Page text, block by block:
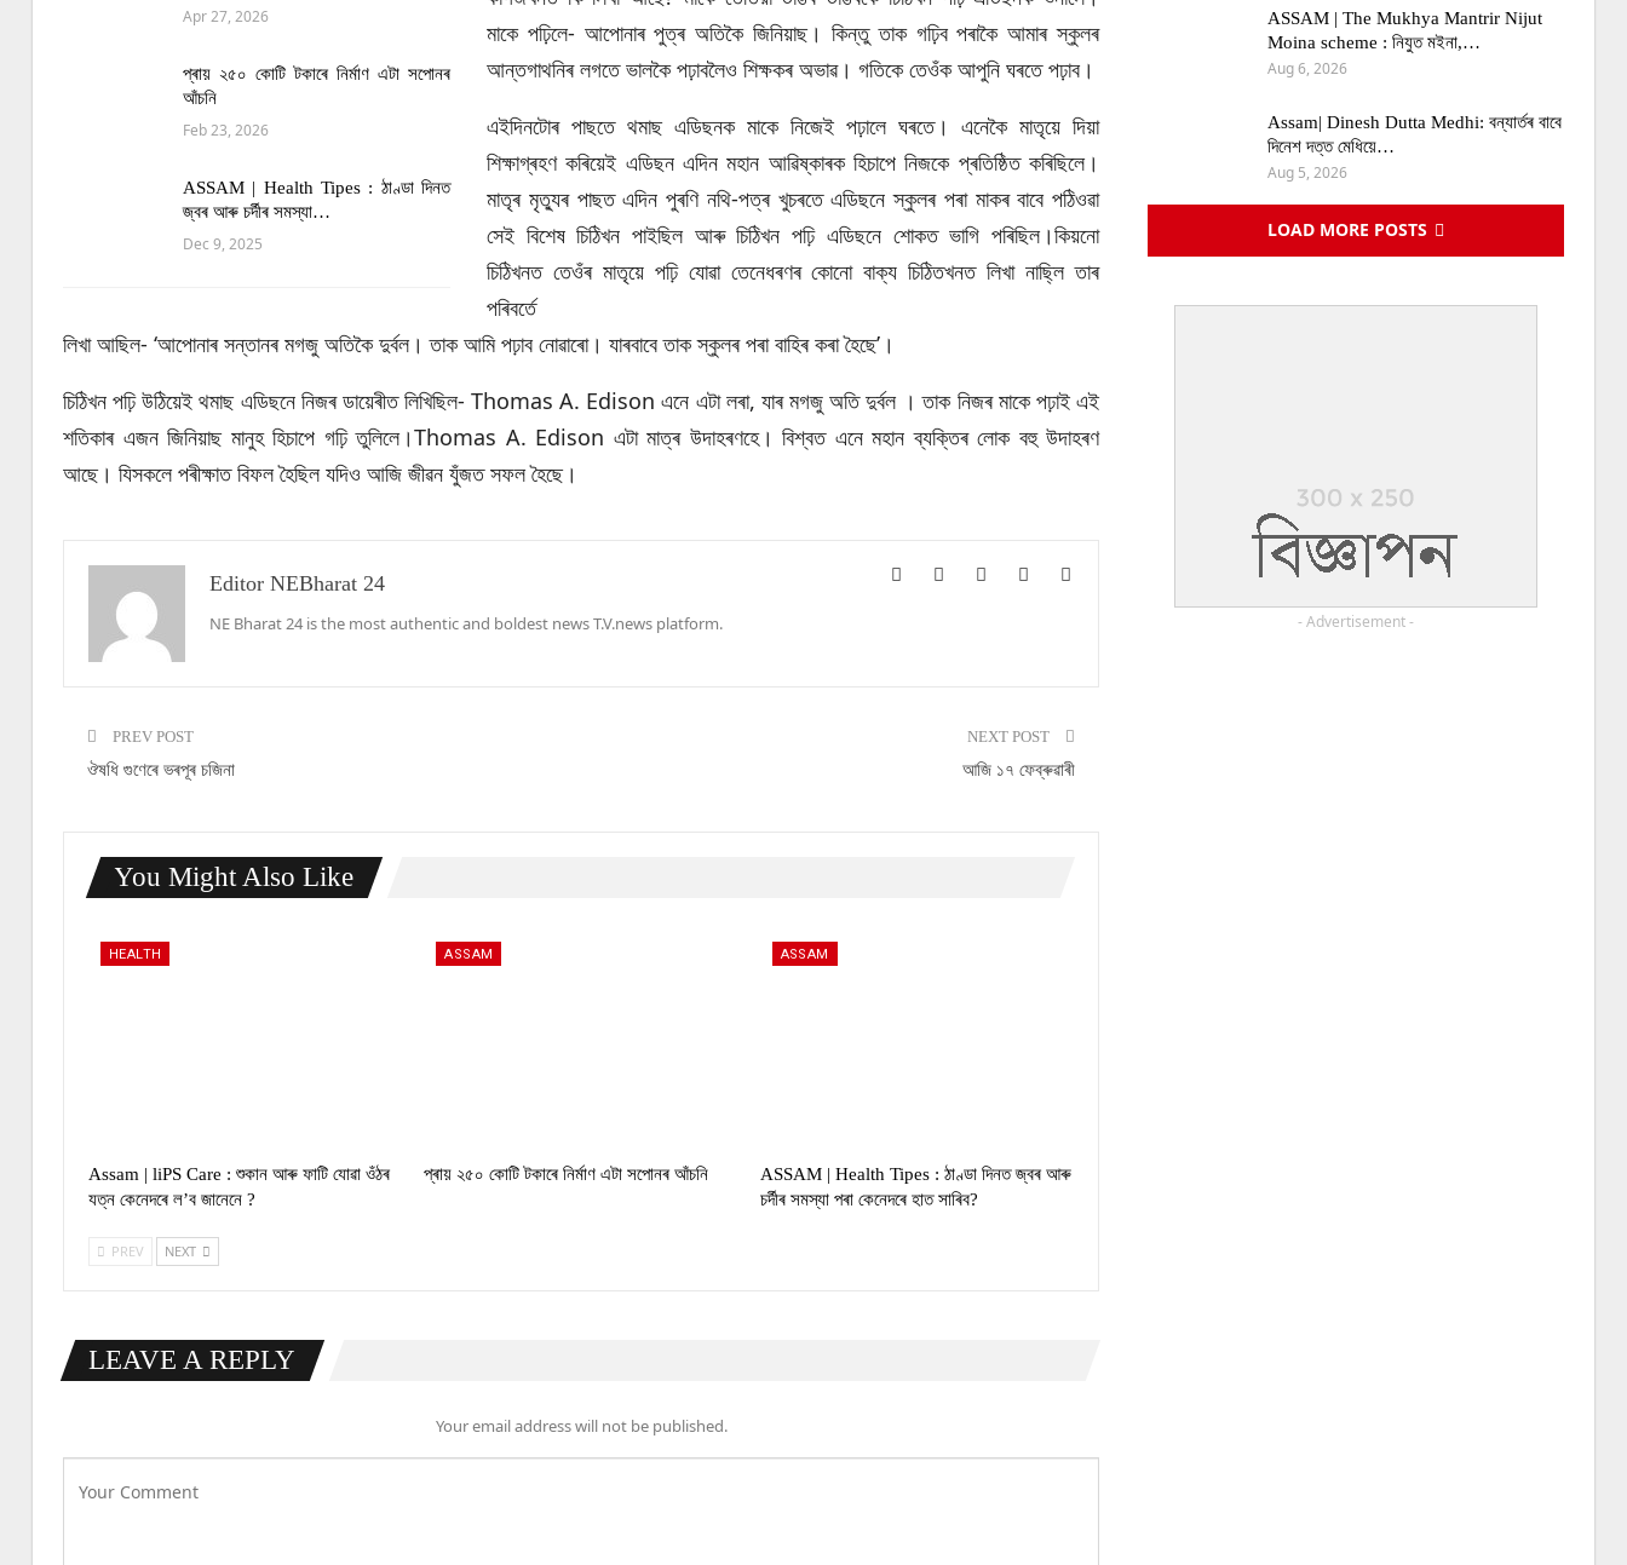
Apr 27, 2026
প্ৰায় ২৫০ কোটি টকাৰে নিৰ্মাণ এটা সপোনৰ
আঁচনি
Feb 23, 2026
ASSAM | Health Tipes : ঠাণ্ডা দিনত
জ্বৰ আৰু চৰ্দীৰ সমস্যা…
Dec 9, 2025
মাকে পঢ়িলে- আপোনাৰ পুত্ৰ অতিকৈ জিনিয়াছ। কিন্তু তাক গঢ়িব পৰাকৈ আমাৰ স্কুলৰ
আন্তগাথনিৰ লগতে ভালকৈ পঢ়াবলৈও শিক্ষকৰ অভাৱ। গতিকে তেওঁক আপুনি ঘৰতে পঢ়াব।
এইদিনটোৰ পাছতে থমাছ এডিছনক মাকে নিজেই পঢ়ালে ঘৰতে। এনেকৈ মাতৃয়ে দিয়া
শিক্ষাগ্ৰহণ কৰিয়েই এডিছন এদিন মহান আৱিষ্কাৰক হিচাপে নিজকে প্ৰতিষ্ঠিত কৰিছিলে।
মাতৃৰ মৃত্যুৰ পাছত এদিন পুৰণি নথি-পত্ৰ খুচৰতে এডিছনে স্কুলৰ পৰা মাকৰ বাবে পঠিওৱা
সেই বিশেষ চিঠিখন পাইছিল আৰু চিঠিখন পঢ়ি এডিছনে শোকত ভাগি পৰিছিল।কিয়নো
চিঠিখনত তেওঁৰ মাতৃয়ে পঢ়ি যোৱা তেনেধৰণৰ কোনো বাক্য চিঠিতখনত লিখা নাছ্লি তাৰ
পৰিবৰ্তে
লিখা আছিল- ‘আপোনাৰ সন্তানৰ মগজু অতিকৈ দুৰ্বল। তাক আমি পঢ়াব নোৱাৰো। যাৰবাবে তাক স্কুলৰ পৰা বাহিৰ কৰা হৈছে’।
চিঠিখন পঢ়ি উঠিয়েই থমাছ এডিছনে নিজৰ ডায়েৰীত লিখিছিল- Thomas A. Edison এনে এটা লৰা, যাৰ মগজু অতি দুৰ্বল । তাক নিজৰ মাকে পঢ়াই এই
শতিকাৰ এজন জিনিয়াছ মানুহ হিচাপে গঢ়ি তুলিলে।Thomas A. Edison এটা মাত্ৰ উদাহৰণহে। বিশ্বত এনে মহান ব্যক্তিৰ লোক বহু উদাহৰণ
আছে। যিসকলে পৰীক্ষাত বিফল হৈছিল যদিও আজি জীৱন যুঁজত সফল হৈছে।
Editor NEBharat 24
NE Bharat 24 is the most authentic and boldest news T.V.news platform.
PREV POST
ঔষধি গুণেৰে ভৰপূৰ চজিনা
NEXT POST
আজি ১৭ ফেব্ৰুৱাৰী
You Might Also Like
HEALTH
Assam | liPS Care : শুকান আৰু ফাটি যোৱা ওঁঠৰ
যত্ন কেনেদৰে ল’ব জানেনে ?
ASSAM
প্ৰায় ২৫০ কোটি টকাৰে নিৰ্মাণ এটা সপোনৰ আঁচনি
ASSAM
ASSAM | Health Tipes : ঠাণ্ডা দিনত জ্বৰ আৰু
চৰ্দীৰ সমস্যা পৰা কেনেদৰে হাত সাৰিব?
PREV NEXT
LEAVE A REPLY
Your email address will not be published.
ASSAM | The Mukhya Mantrir Nijut
Moina scheme : নিযুত মইনা,…
Aug 6, 2026
Assam| Dinesh Dutta Medhi: বন্যাৰ্তৰ বাবে
দিনেশ দত্ত মেধিয়ে…
Aug 5, 2026
LOAD MORE POSTS
- Advertisement -